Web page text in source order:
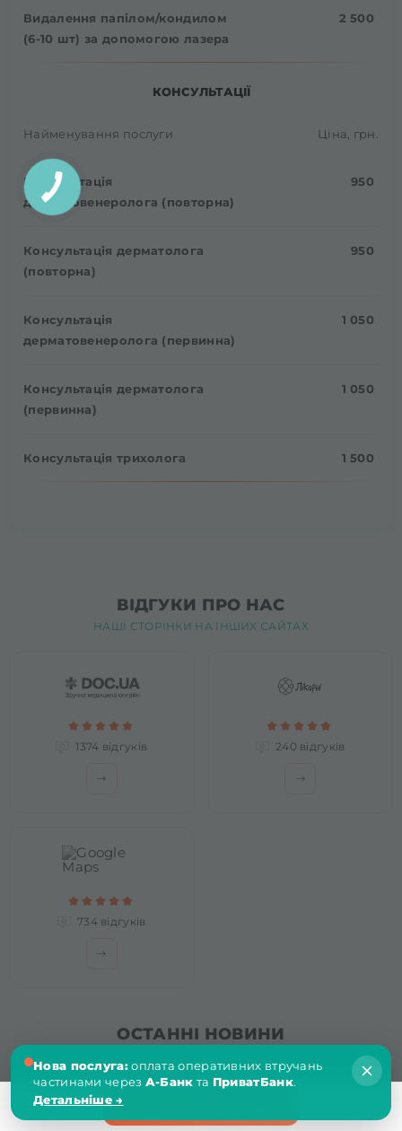
Видалення папілом/кондилом
(6-10 шт) за допомогою лазера
2 500
КОНСУЛЬТАЦІЇ
Найменування послуги Ціна, грн.
Консультація
дерматовенеролога (повторна)
950
Консультація дерматолога
(повторна)
950
Консультація
дерматовенеролога (первинна)
1 050
Консультація дерматолога
(первинна)
1 050
Консультація трихолога 1 500
ВІДГУКИ ПРО НАС
НАШІ СТОРІНКИ НА ІНШИХ САЙТАХ
1374 відгуків 240 відгуків
734 відгуків
ОСТАННІ НОВИНИ
ЯК ПРАЦЮЄ РОЗСТРОЧКА У МЕДИЧНОМУ ЦЕНТРІ
«МЕДИЧНА ДОПОМОГА»Запис на консультацію
Нова послуга:оплата оперативних втручань
частинами через А-Банк та ПриватБанк.
Детальніше →